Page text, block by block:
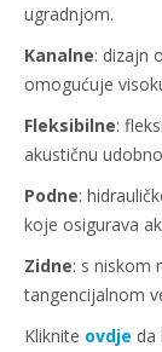
ugradnjom.
Kanalne: dizajn
omogućuje
Fleksibilne:
akustičnu
Podne:
koje osigurava
Zidne: s niskom
tangencijalnom
Kliknite ovdje da